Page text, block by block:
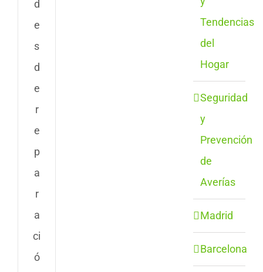
d
e
s
d
e
r
e
p
a
r
a
ci
ó
Tendencias
del
Hogar
Seguridad
y
Prevención
de
Averías
Madrid
Barcelona